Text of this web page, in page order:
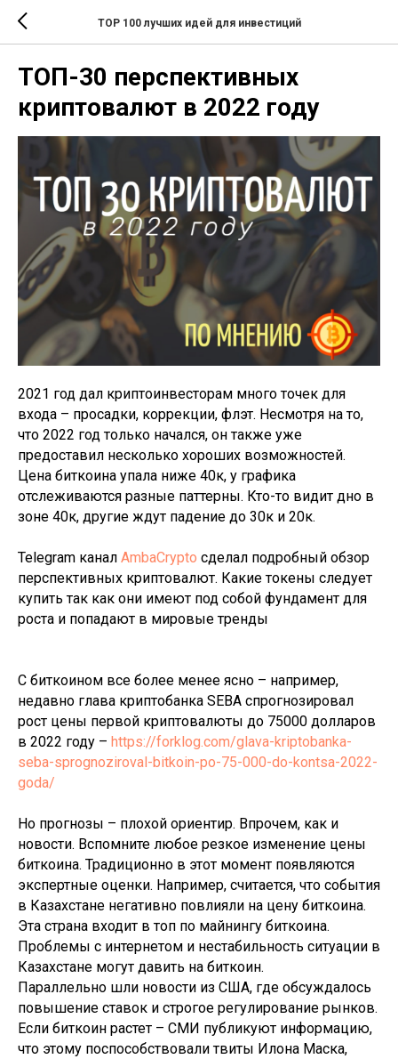
TOP 100 лучших идей для инвестиций
ТОП-30 перспективных
криптовалют в 2022 году
2021 год дал криптоинвесторам много точек для
входа – просадки, коррекции, флэт. Несмотря на то,
что 2022 год только начался, он также уже
предоставил несколько хороших возможностей.
Цена биткоина упала ниже 40к, у графика
отслеживаются разные паттерны. Кто-то видит дно в
зоне 40к, другие ждут падение до 30к и 20к.
Telegram канал AmbaCrypto сделал подробный обзор
перспективных криптовалют. Какие токены следует
купить так как они имеют под собой фундамент для
роста и попадают в мировые тренды
С биткоином все более менее ясно – например,
недавно глава криптобанка SEBA спрогнозировал
рост цены первой криптовалюты до 75000 долларов
в 2022 году – https://forklog.com/glava-kriptobanka-
seba-sprognoziroval-bitkoin-po-75-000-do-kontsa-2022-
goda/
Но прогнозы – плохой ориентир. Впрочем, как и
новости. Вспомните любое резкое изменение цены
биткоина. Традиционно в этот момент появляются
экспертные оценки. Например, считается, что события
в Казахстане негативно повлияли на цену биткоина.
Эта страна входит в топ по майнингу биткоина.
Проблемы с интернетом и нестабильность ситуации в
Казахстане могут давить на биткоин.
Параллельно шли новости из США, где обсуждалось
повышение ставок и строгое регулирование рынков.
Если биткоин растет – СМИ публикуют информацию,
что этому поспособствовали твиты Илона Маска,